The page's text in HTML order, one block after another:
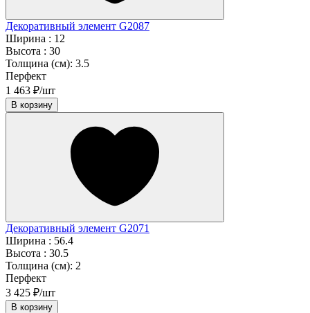
Декоративный элемент G2087
Ширина : 12
Высота : 30
Толщина (см): 3.5
Перфект
1 463 ₽/шт
В корзину
Декоративный элемент G2071
Ширина : 56.4
Высота : 30.5
Толщина (см): 2
Перфект
3 425 ₽/шт
В корзину